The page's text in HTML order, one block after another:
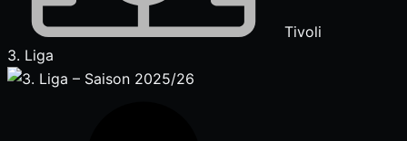
Tivoli
3. Liga